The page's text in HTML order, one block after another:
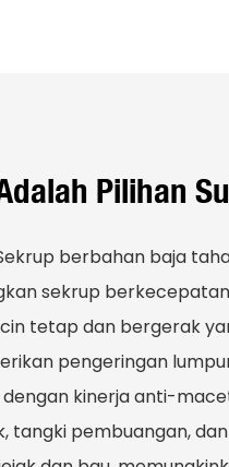
Pilihan
berbahan baja
sekrup
tetap dan bergerak
pengeringan
kinerja anti-
tangki pembuangan,